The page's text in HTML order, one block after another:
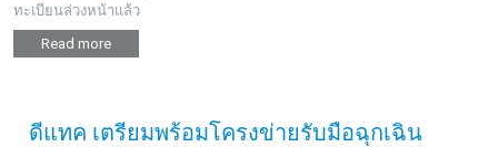
ทะเบียนล่วงหน้าแล้ว
Read more
ดีแทค เตรียมพร้อมโครงข่ายรับมือฉุกเฉิน